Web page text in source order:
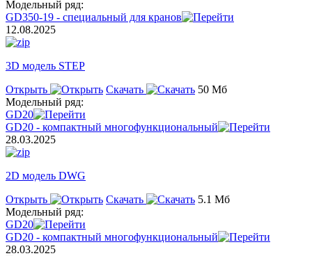
Модельный ряд:
GD350-19 - специальный для кранов
12.08.2025
3D модель STEP
Открыть
Скачать
50 Мб
Модельный ряд:
GD20
GD20 - компактный многофункциональный
28.03.2025
2D модель DWG
Открыть
Скачать
5.1 Мб
Модельный ряд:
GD20
GD20 - компактный многофункциональный
28.03.2025